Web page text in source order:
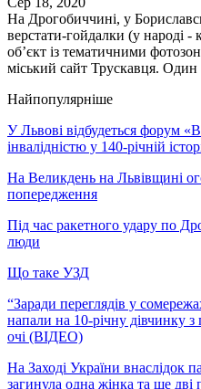
На Дрогобиччині, у
верстати-гойдалки (у народі -
об’єкт із тематичними
міський сайт Трускавця.
Найпопулярніше
У Львові відбудеться форум
інвалідністю у 140-річній
На Великдень на Львівщині
попередження
Під час ракетного удару по
люди
Що таке УЗД
“Заради переглядів у
напали на 10-річну дівчинку з
очі (ВІДЕО)
На Заході України внаслідок
загинула одна жінка та ще